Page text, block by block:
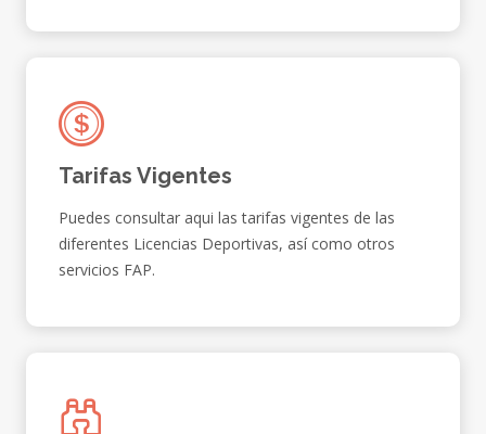
Tarifas Vigentes
Puedes consultar aqui las tarifas vigentes de las
diferentes Licencias Deportivas, así como otros
servicios FAP.